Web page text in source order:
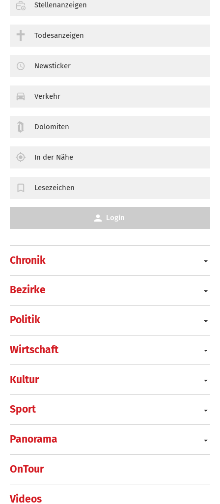
Chronik
Bezirke
Politik
Wirtschaft
Kultur
Sport
Panorama
OnTour
Videos
Stellenanzeigen
Todesanzeigen
Newsticker
Verkehr
Dolomiten
In der Nähe
Lesezeichen
Login